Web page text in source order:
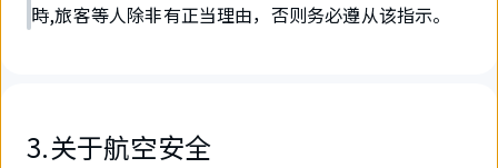
時,旅客等人除非有正当理由，否则务必遵从该指示。
3.关于航空安全